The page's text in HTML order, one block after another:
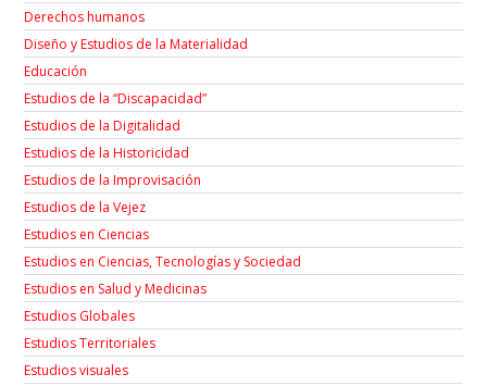
Derechos humanos
Diseño y Estudios de la Materialidad
Educación
Estudios de la “Discapacidad”
Estudios de la Digitalidad
Estudios de la Historicidad
Estudios de la Improvisación
Estudios de la Vejez
Estudios en Ciencias
Estudios en Ciencias, Tecnologías y Sociedad
Estudios en Salud y Medicinas
Estudios Globales
Estudios Territoriales
Estudios visuales